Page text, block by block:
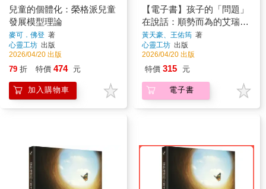
兒童的個體化：榮格派兒童
發展模型理論
麥可．佛登 著
心靈工坊 出版
2026/04/20 出版
79 折 特價 474 元
加入購物車
【電子書】孩子的「問題」
在說話：順勢而為的艾瑞克
森取向兒童青少年催眠治療
黃天豪、王佑筠 著
心靈工坊 出版
2026/04/20 出版
特價 315 元
電子書